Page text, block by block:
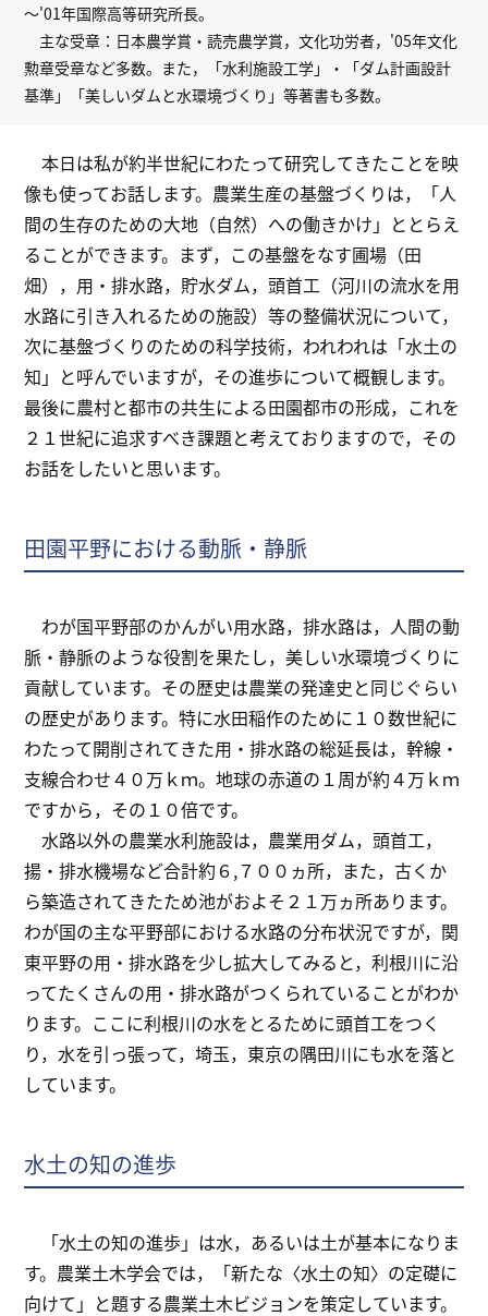
～'01年国際高等研究所長。
主な受章：日本農学賞・読売農学賞，文化功労者，'05年文化
勲章受章など多数。また，「水利施設工学」・「ダム計画設計
基準」「美しいダムと水環境づくり」等著書も多数。
本日は私が約半世紀にわたって研究してきたことを映
像も使ってお話します。農業生産の基盤づくりは，「人
間の生存のための大地（自然）への働きかけ」ととらえ
ることができます。まず，この基盤をなす圃場（田
畑），用・排水路，貯水ダム，頭首工（河川の流水を用
水路に引き入れるための施設）等の整備状況について，
次に基盤づくりのための科学技術，われわれは「水土の
知」と呼んでいますが，その進歩について概観します。
最後に農村と都市の共生による田園都市の形成，これを
２１世紀に追求すべき課題と考えておりますので，その
お話をしたいと思います。
田園平野における動脈・静脈
わが国平野部のかんがい用水路，排水路は，人間の動
脈・静脈のような役割を果たし，美しい水環境づくりに
貢献しています。その歴史は農業の発達史と同じぐらい
の歴史があります。特に水田稲作のために１０数世紀に
わたって開削されてきた用・排水路の総延長は，幹線・
支線合わせ４０万ｋｍ。地球の赤道の１周が約４万ｋｍ
ですから，その１０倍です。
水路以外の農業水利施設は，農業用ダム，頭首工，
揚・排水機場など合計約６,７００ヵ所，また，古くか
ら築造されてきたため池がおよそ２１万ヵ所あります。
わが国の主な平野部における水路の分布状況ですが，関
東平野の用・排水路を少し拡大してみると，利根川に沿
ってたくさんの用・排水路がつくられていることがわか
ります。ここに利根川の水をとるために頭首工をつく
り，水を引っ張って，埼玉，東京の隅田川にも水を落と
しています。
水土の知の進歩
「水土の知の進歩」は水，あるいは土が基本になりま
す。農業土木学会では，「新たな〈水土の知〉の定礎に
向けて」と題する農業土木ビジョンを策定しています。